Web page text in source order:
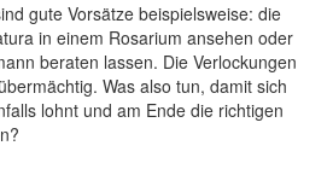
gute Vorsätze beispielsweise: die
in einem Rosarium ansehen oder
beraten lassen. Die Verlockungen
Was also tun, damit sich
lohnt und am Ende die richtigen